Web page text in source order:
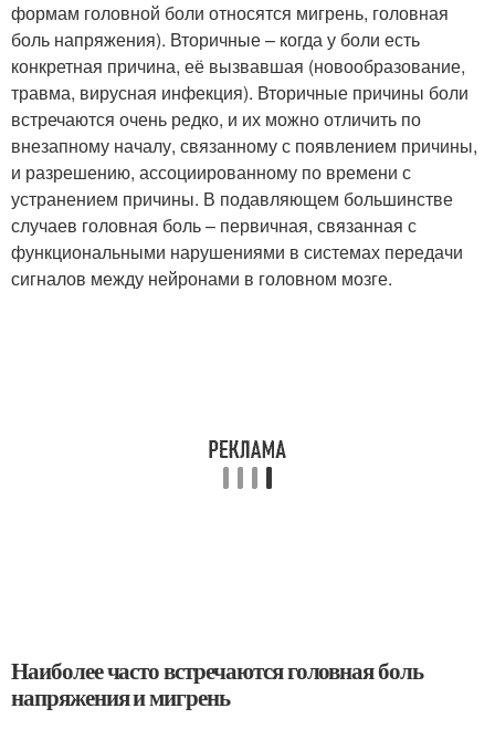
формам головной боли относятся мигрень, головная
боль напряжения). Вторичные – когда у боли есть
конкретная причина, её вызвавшая (новообразование,
травма, вирусная инфекция). Вторичные причины боли
встречаются очень редко, и их можно отличить по
внезапному началу, связанному с появлением причины,
и разрешению, ассоциированному по времени с
устранением причины. В подавляющем большинстве
случаев головная боль – первичная, связанная с
функциональными нарушениями в системах передачи
сигналов между нейронами в головном мозге.
Наиболее часто встречаются головная боль
напряжения и мигрень